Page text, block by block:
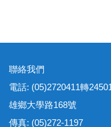
聯絡
電話: (05)2720411轉
雄鄉大學路168號
傳真: (05)272-